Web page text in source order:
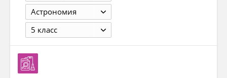
Астрономия
5 класс